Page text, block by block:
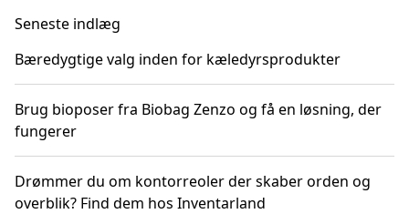
Seneste indlæg
Bæredygtige valg inden for kæledyrsprodukter
Brug bioposer fra Biobag Zenzo og få en løsning, der
fungerer
Drømmer du om kontorreoler der skaber orden og
overblik? Find dem hos Inventarland